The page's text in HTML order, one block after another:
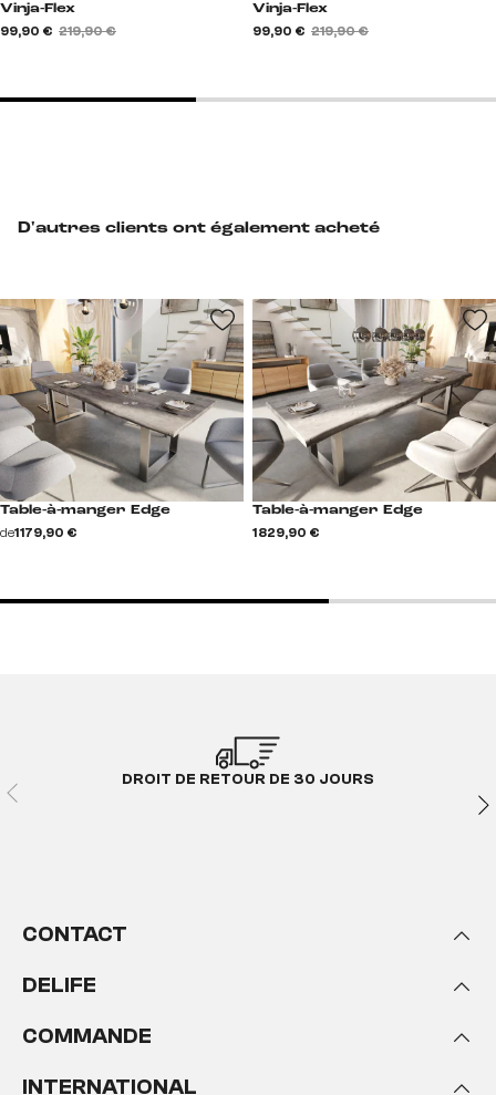
D'autres clients ont également acheté
Table-à-manger Edge
de1 179,90 €
Table-à-manger Edge
1 829,90 €
Vinja-Flex
99,90 € 219,90 €
Vinja-Flex
99,90 € 219,90 €
DROIT DE RETOUR DE 30 JOURS
CONTACT
DELIFE
COMMANDE
INTERNATIONAL